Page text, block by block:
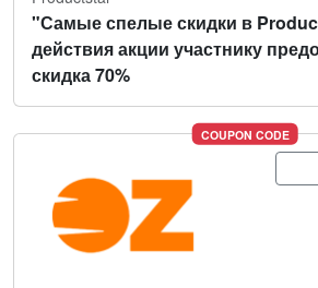
"Самые спелые скидки в
действия акции участнику
скидка 70%
COUPON CODE